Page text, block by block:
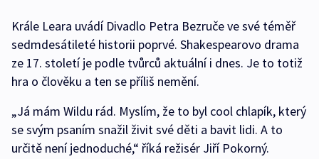
Krále Leara uvádí Divadlo Petra Bezruče ve své téměř
sedmdesátileté historii poprvé. Shakespearovo drama
ze 17. století je podle tvůrců aktuální i dnes. Je to totiž
hra o člověku a ten se příliš nemění.
„Já mám Wildu rád. Myslím, že to byl cool chlapík, který
se svým psaním snažil živit své děti a bavit lidi. A to
určitě není jednoduché,“ říká režisér Jiří Pokorný.